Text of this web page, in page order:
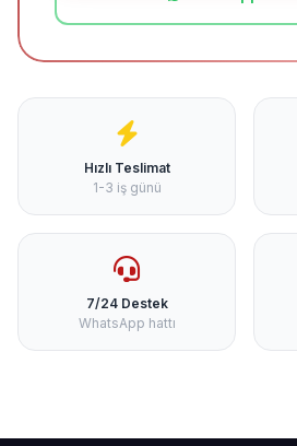
Hızlı Teslimat
1-3 iş günü
7/24 Destek
WhatsApp hattı